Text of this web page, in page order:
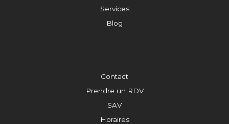
Services
Blog
Contact
Prendre un RDV
SAV
Horaires